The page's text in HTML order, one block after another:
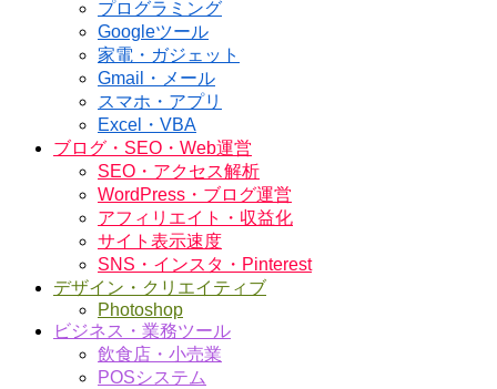
プログラミング
Googleツール
家電・ガジェット
Gmail・メール
スマホ・アプリ
Excel・VBA
ブログ・SEO・Web運営
SEO・アクセス解析
WordPress・ブログ運営
アフィリエイト・収益化
サイト表示速度
SNS・インスタ・Pinterest
デザイン・クリエイティブ
Photoshop
ビジネス・業務ツール
飲食店・小売業
POSシステム